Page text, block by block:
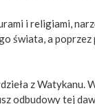
i religiami,
świata, a
z Watykanu.
odbudowy tej